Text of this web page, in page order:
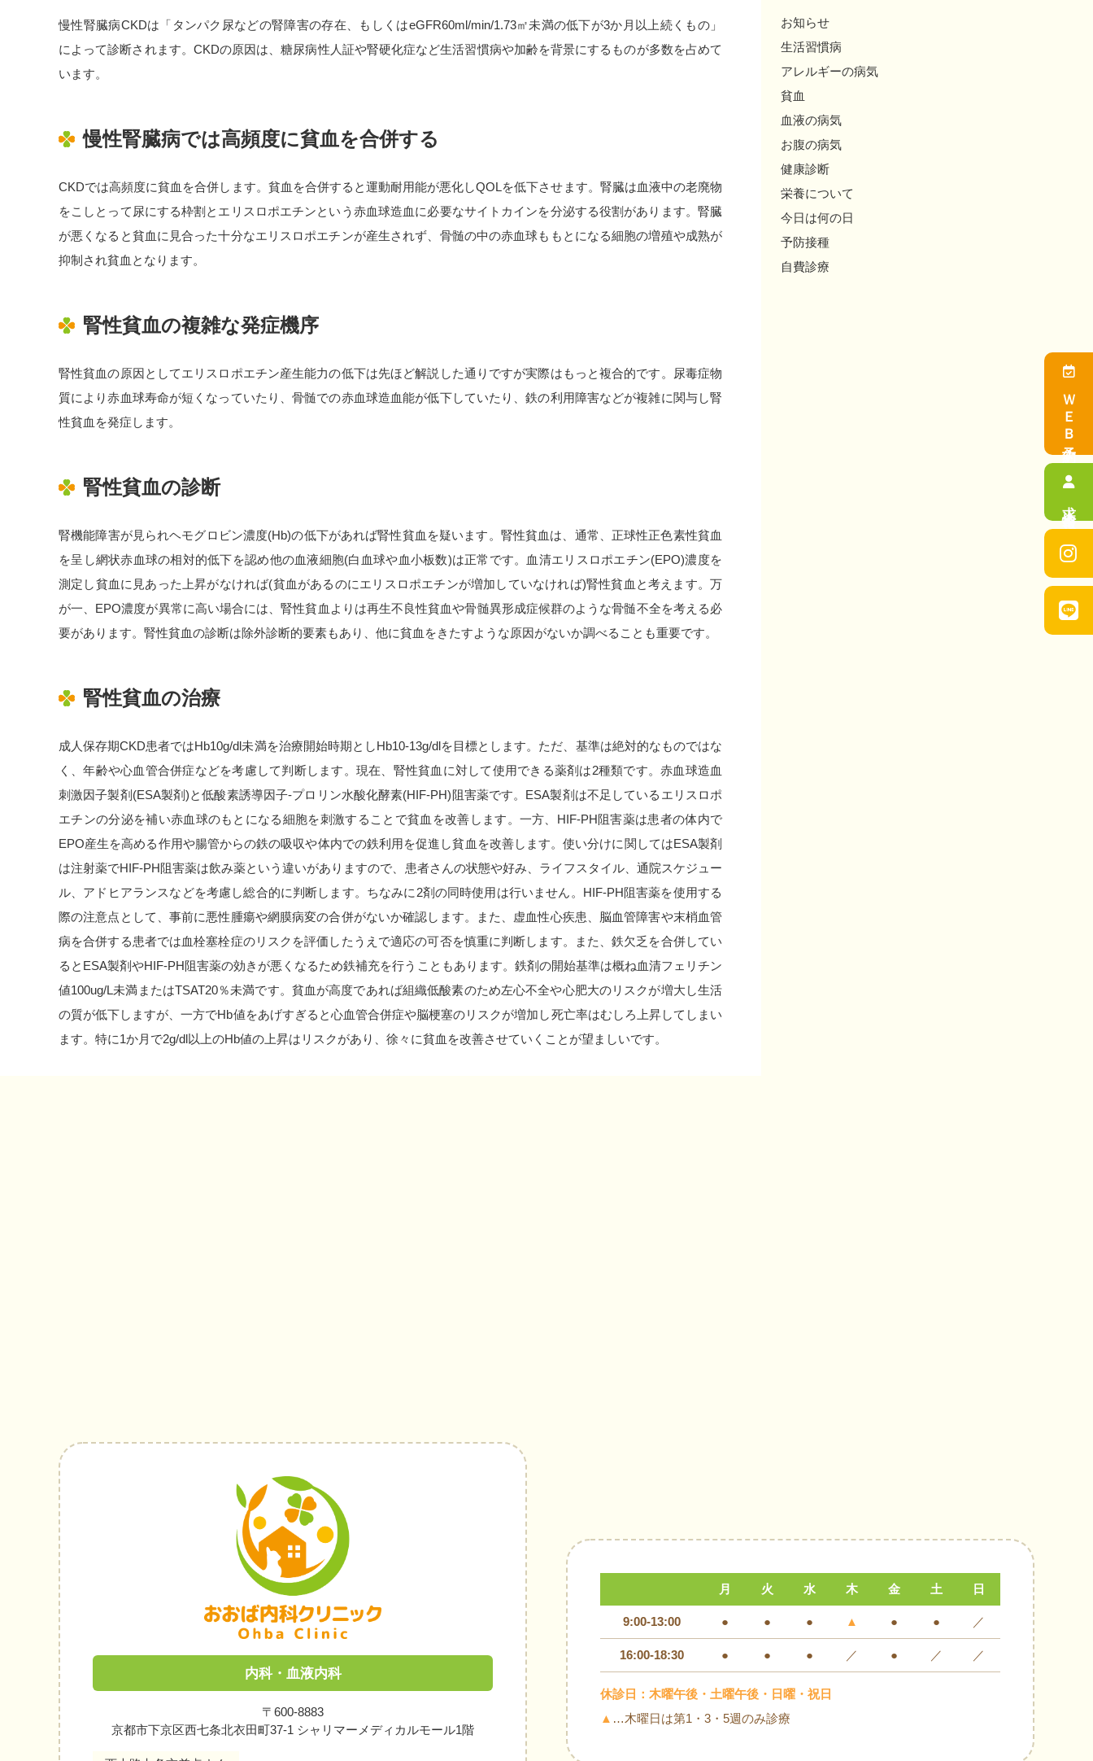
ＷＥＢ予約
慢性腎臓病CKDは「タンパク尿などの腎障害の存在、もしくはeGFR60ml/min/1.73㎡未満の低下が3か月以上続くもの」
によって診断されます。CKDの原因は、糖尿病性人証や腎硬化症など生活習慣病や加齢を背景にするものが多数を占めて
います。
慢性腎臓病では高頻度に貧血を合併する
CKDでは高頻度に貧血を合併します。貧血を合併すると運動耐用能が悪化しQOLを低下させます。腎臓は血液中の老廃物
をこしとって尿にする枠割とエリスロポエチンという赤血球造血に必要なサイトカインを分泌する役割があります。腎臓
が悪くなると貧血に見合った十分なエリスロポエチンが産生されず、骨髄の中の赤血球ももとになる細胞の増殖や成熟が
抑制され貧血となります。
腎性貧血の複雑な発症機序
腎性貧血の原因としてエリスロポエチン産生能力の低下は先ほど解説した通りですが実際はもっと複合的です。尿毒症物
質により赤血球寿命が短くなっていたり、骨髄での赤血球造血能が低下していたり、鉄の利用障害などが複雑に関与し腎
性貧血を発症します。
腎性貧血の診断
腎機能障害が見られヘモグロビン濃度(Hb)の低下があれば腎性貧血を疑います。腎性貧血は、通常、正球性正色素性貧血
を呈し網状赤血球の相対的低下を認め他の血液細胞(白血球や血小板数)は正常です。血清エリスロポエチン(EPO)濃度を
測定し貧血に見あった上昇がなければ(貧血があるのにエリスロポエチンが増加していなければ)腎性貧血と考えます。万
が一、EPO濃度が異常に高い場合には、腎性貧血よりは再生不良性貧血や骨髄異形成症候群のような骨髄不全を考える必
要があります。腎性貧血の診断は除外診断的要素もあり、他に貧血をきたすような原因がないか調べることも重要です。
腎性貧血の治療
成人保存期CKD患者ではHb10g/dl未満を治療開始時期としHb10-13g/dlを目標とします。ただ、基準は絶対的なものではな
く、年齢や心血管合併症などを考慮して判断します。現在、腎性貧血に対して使用できる薬剤は2種類です。赤血球造血
刺激因子製剤(ESA製剤)と低酸素誘導因子-プロリン水酸化酵素(HIF-PH)阻害薬です。ESA製剤は不足しているエリスロポ
エチンの分泌を補い赤血球のもとになる細胞を刺激することで貧血を改善します。一方、HIF-PH阻害薬は患者の体内で
EPO産生を高める作用や腸管からの鉄の吸収や体内での鉄利用を促進し貧血を改善します。使い分けに関してはESA製剤
は注射薬でHIF-PH阻害薬は飲み薬という違いがありますので、患者さんの状態や好み、ライフスタイル、通院スケジュー
ル、アドヒアランスなどを考慮し総合的に判断します。ちなみに2剤の同時使用は行いません。HIF-PH阻害薬を使用する
際の注意点として、事前に悪性腫瘍や網膜病変の合併がないか確認します。また、虚血性心疾患、脳血管障害や末梢血管
病を合併する患者では血栓塞栓症のリスクを評価したうえで適応の可否を慎重に判断します。また、鉄欠乏を合併してい
るとESA製剤やHIF-PH阻害薬の効きが悪くなるため鉄補充を行うこともあります。鉄剤の開始基準は概ね血清フェリチン
値100ug/L未満またはTSAT20％未満です。貧血が高度であれば組織低酸素のため左心不全や心肥大のリスクが増大し生活
の質が低下しますが、一方でHb値をあげすぎると心血管合併症や脳梗塞のリスクが増加し死亡率はむしろ上昇してしまい
ます。特に1か月で2g/dl以上のHb値の上昇はリスクがあり、徐々に貧血を改善させていくことが望ましいです。
お知らせ
生活習慣病
アレルギーの病気
貧血
血液の病気
お腹の病気
健康診断
栄養について
今日は何の日
予防接種
自費診療
内科・血液内科
〒600-8883
京都市下京区西七条北衣田町37-1 シャリマーメディカルモール1階
月 火 水 木 金 土 日
9:00-13:00 ● ● ● ▲ ● ● ／
16:00-18:30 ● ● ● ／ ● ／ ／
休診日：木曜午後・土曜午後・日曜・祝日
▲ …木曜日は第1・3・5週のみ診療